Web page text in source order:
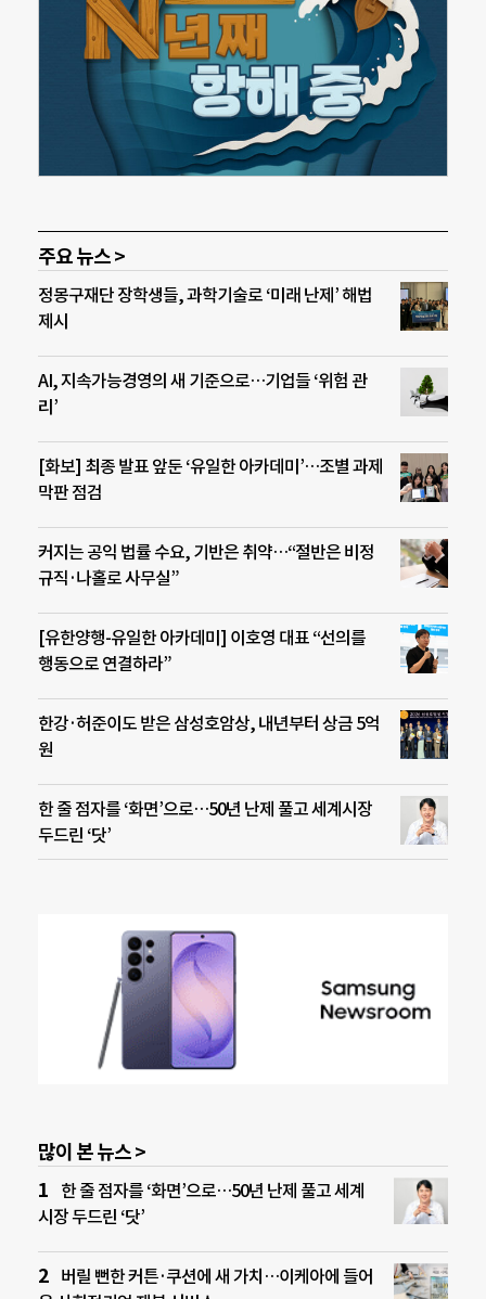
주요 뉴스 >
정몽구재단 장학생들, 과학기술로 ‘미래 난제’ 해법
제시
AI, 지속가능경영의 새 기준으로…기업들 ‘위험 관
리’
[화보] 최종 발표 앞둔 ‘유일한 아카데미’…조별 과제
막판 점검
커지는 공익 법률 수요, 기반은 취약…“절반은 비정
규직·나홀로 사무실”
[유한양행-유일한 아카데미] 이호영 대표 “선의를
행동으로 연결하라”
한강·허준이도 받은 삼성호암상, 내년부터 상금 5억
원
한 줄 점자를 ‘화면’으로…50년 난제 풀고 세계시장
두드린 ‘닷’
많이 본 뉴스 >
한 줄 점자를 ‘화면’으로…50년 난제 풀고 세계
시장 두드린 ‘닷’
버릴 뻔한 커튼·쿠션에 새 가치…이케아에 들어